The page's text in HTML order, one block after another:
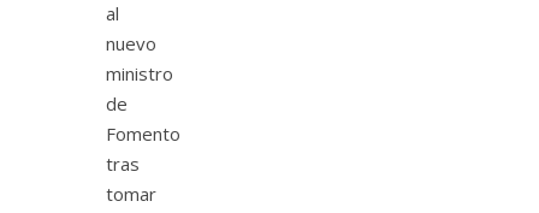
al
nuevo
ministro
de
Fomento
tras
tomar